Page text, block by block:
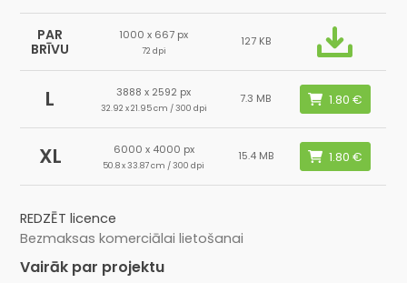
PAR
BRĪVU
1000 x 667 px
72 dpi
127 KB
L 3888 x 2592 px
32.92 x 21.95 cm / 300 dpi
7.3 MB
XL 6000 x 4000 px
50.8 x 33.87 cm / 300 dpi
15.4 MB
REDZĒT licence
Bezmaksas komerciālai lietošanai
Vairāk par projektu